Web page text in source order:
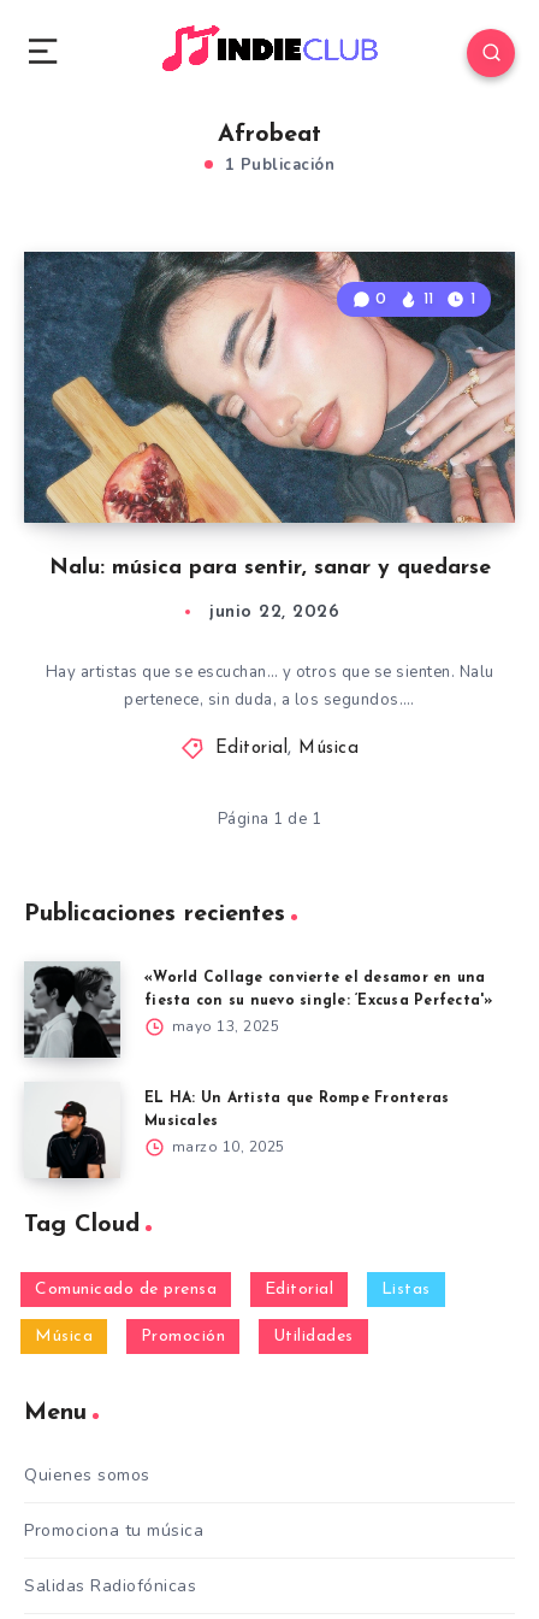
Afrobeat
1 Publicación
Nalu: música para sentir, sanar y quedarse
0 11 1
junio 22, 2026
Hay artistas que se escuchan… y otros que se sienten. Nalu
pertenece, sin duda, a los segundos….
Editorial, Música
Página 1 de 1
Publicaciones recientes
«World Collage convierte el desamor en una
fiesta con su nuevo single: ‘Excusa Perfecta'»
mayo 13, 2025
EL HA: Un Artista que Rompe Fronteras
Musicales
marzo 10, 2025
Tag Cloud
Comunicado de prensa Editorial Listas
Música Promoción Utilidades
Menu
Quienes somos
Promociona tu música
Salidas Radiofónicas